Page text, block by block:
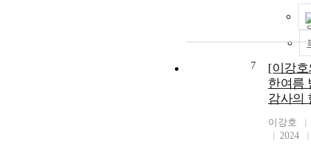
7
[이강호
한여름
감사의
이강호
2024